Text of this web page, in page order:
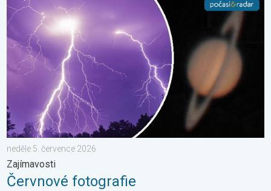
neděle 5. července 2026
Zajímavosti
Červnové fotografie